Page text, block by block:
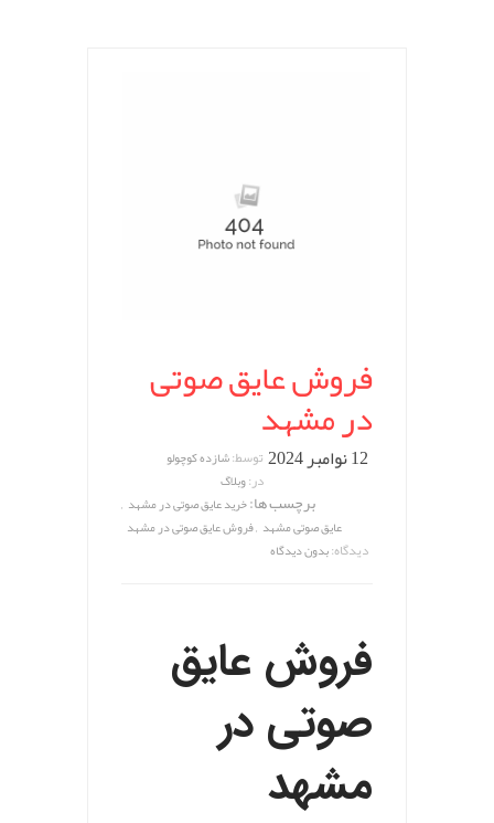
فروش عایق صوتی
در مشهد
12 نوامبر 2024 توسط:شازده کوچولو
در:وبلاگ
برچسب ها:خرید عایق صوتی در مشهد ,
عایق صوتی مشهد ,فروش عایق صوتی در مشهد
دیدگاه:بدون دیدگاه
فروش عایق
صوتی در
مشهد